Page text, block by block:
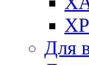
Для